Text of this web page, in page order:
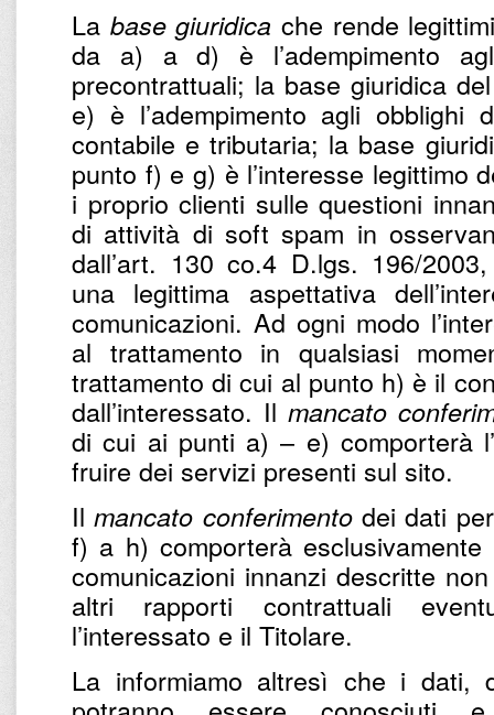
La base giuridica che rende
da a) a d) è l’adempimento
precontrattuali; la base giuridica
e) è l’adempimento agli obblighi
contabile e tributaria; la base
punto f) e g) è l’interesse legittimo
i proprio clienti sulle questioni
di attività di soft spam in
dall’art. 130 co.4 D.lgs. 196/
una legittima aspettativa
comunicazioni. Ad ogni modo
al trattamento in qualsiasi
trattamento di cui al punto h) è il
dall’interessato. Il mancato
di cui ai punti a) – e) comporterà
fruire dei servizi presenti sul sito.
Ilmancato conferimentodei dati
f) a h) comporterà esclusivamente
comunicazioni innanzi descritte
altri rapporti contrattuali
l’interessato e il Titolare.
La informiamo altresì che i dati,